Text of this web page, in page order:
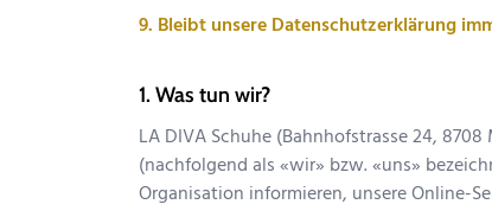
9. Bleibt unsere Datenschutzerklärung
Was tun wir?
LA DIVA Schuhe(Bahnhofstrasse 24, 8708
(nachfolgend als «wir» bzw. «uns»
Organisation informieren, unsere Online-